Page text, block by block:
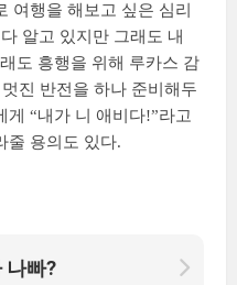
여행을 해보고 싶은 심리
알고 있지만 그래도 내
도 흥행을 위해 루카스 감
진 반전을 하나 준비해두
“내가 니 애비다!”라고
줄 용의도 있다.
나빠?